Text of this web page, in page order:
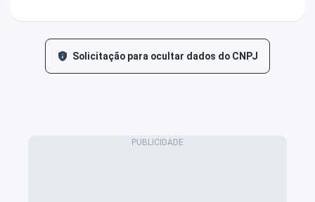
Solicitação para ocultar dados do CNPJ